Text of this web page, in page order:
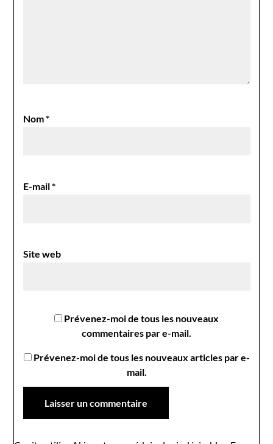
Nom*
E-mail*
Site web
Prévenez-moi de tous les nouveaux
commentaires par e-mail.
Prévenez-moi de tous les nouveaux articles par e-
mail.